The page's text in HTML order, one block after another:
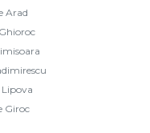
Arad
Giroc